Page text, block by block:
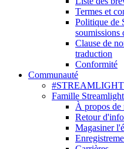
Termes et
Politique de
soumissions
Clause de
traduction
Conformité
Communauté
Famille
À propos de
Retour
Magasiner